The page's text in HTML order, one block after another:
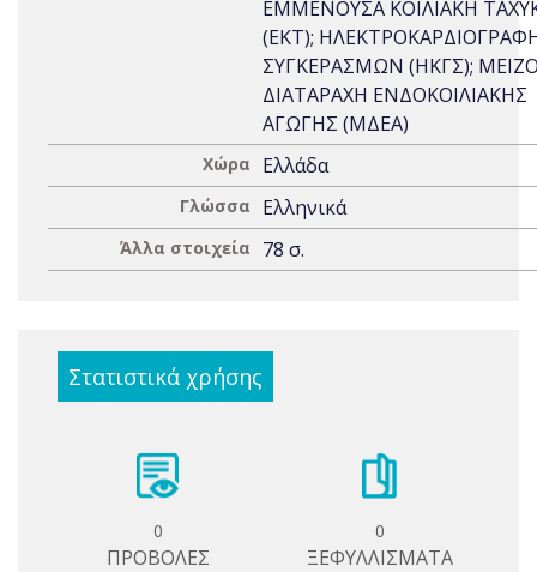
ΕΜΜΕΝΟΥΣΑ ΚΟΙΛΙΑΚΗ
(ΕΚΤ);
ΣΥΓΚΕΡΑΣΜΩΝ (ΗΚΓΣ);
ΔΙΑΤΑΡΑΧΗ ΕΝΔΟΚΟΙΛΙΑΚΗΣ
ΑΓΩΓΗΣ (ΜΔΕΑ)
Χώρα Ελλάδα
Γλώσσα Ελληνικά
Άλλα στοιχεία 78 σ.
Στατιστικά χρήσης
0
ΠΡΟΒΟΛΕΣ
0
ΞΕΦΥΛΛΙΣΜΑΤΑ